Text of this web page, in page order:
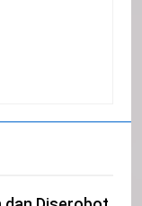
Nasional